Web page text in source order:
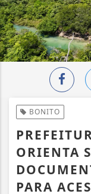
BONITO
ORIENTA
PARA